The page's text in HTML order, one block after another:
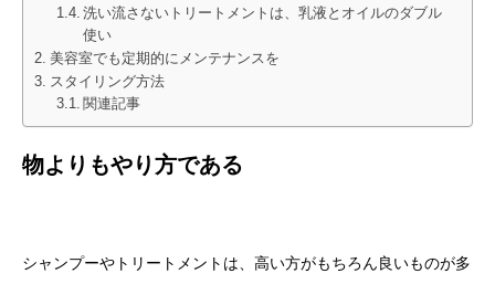
洗い流さないトリートメントは、乳液とオイルのダブル
使い
美容室でも定期的にメンテナンスを
スタイリング方法
関連記事
物よりもやり方である
シャンプーやトリートメントは、高い方がもちろん良いものが多